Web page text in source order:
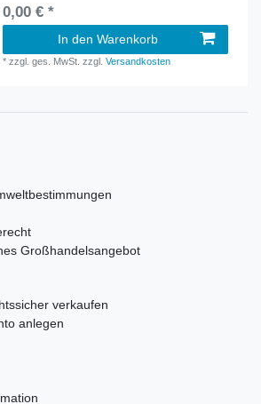
0,00 € *
In den Warenkorb
*zzgl. ges. MwSt. zzgl.Versandkosten
Großhandelsangebot
verkaufen
anlegen